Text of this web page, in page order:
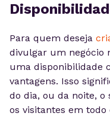
Para quem deseja
divulgar um negócio
uma disponibilidade
vantagens. Isso
do dia, ou da noite, o
os visitantes em todo